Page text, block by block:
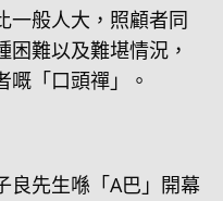
一般人大，照顧者同
難以及難堪情況，
嘅「口頭禪」。
良先生喺「A巴」開幕